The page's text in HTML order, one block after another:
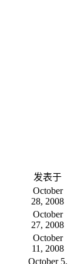
发表于
October
28, 2008
October
27, 2008
October
11, 2008
October 5,